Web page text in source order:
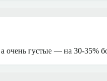
густые — на 30-35%